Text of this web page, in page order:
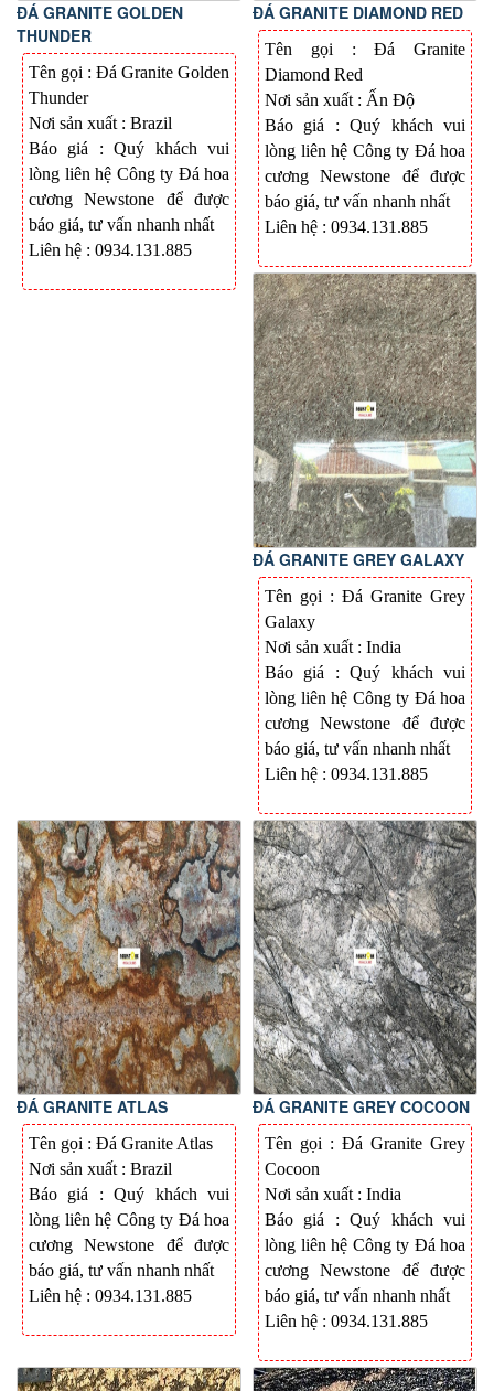
ĐÁ GRANITE GOLDEN
THUNDER
Tên gọi : Đá Granite Golden
Thunder
Nơi sản xuất : Brazil
Báo giá : Quý khách vui
lòng liên hệ Công ty Đá hoa
cương Newstone để được
báo giá, tư vấn nhanh nhất
Liên hệ : 0934.131.885
ĐÁ GRANITE DIAMOND RED
Tên gọi : Đá Granite
Diamond Red
Nơi sản xuất : Ấn Độ
Báo giá : Quý khách vui
lòng liên hệ Công ty Đá hoa
cương Newstone để được
báo giá, tư vấn nhanh nhất
Liên hệ : 0934.131.885
ĐÁ GRANITE GREY GALAXY
Tên gọi : Đá Granite Grey
Galaxy
Nơi sản xuất : India
Báo giá : Quý khách vui
lòng liên hệ Công ty Đá hoa
cương Newstone để được
báo giá, tư vấn nhanh nhất
Liên hệ : 0934.131.885
ĐÁ GRANITE ATLAS
Tên gọi : Đá Granite Atlas
Nơi sản xuất : Brazil
Báo giá : Quý khách vui
lòng liên hệ Công ty Đá hoa
cương Newstone để được
báo giá, tư vấn nhanh nhất
Liên hệ : 0934.131.885
ĐÁ GRANITE GREY COCOON
Tên gọi : Đá Granite Grey
Cocoon
Nơi sản xuất : India
Báo giá : Quý khách vui
lòng liên hệ Công ty Đá hoa
cương Newstone để được
báo giá, tư vấn nhanh nhất
Liên hệ : 0934.131.885